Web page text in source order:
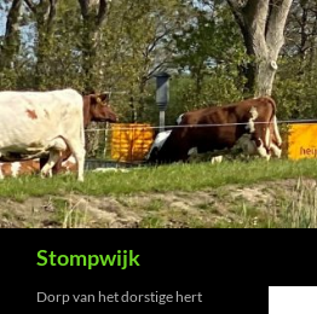
Ga
naar
de
inhoud
Stompwijk
Dorp van het dorstige hert